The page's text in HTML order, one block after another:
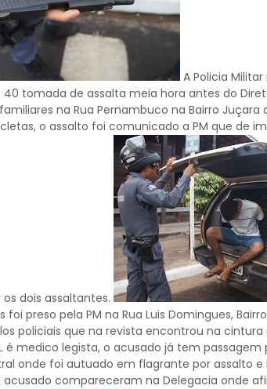
A Policia
tomada de assalta meia hora antes do
na Rua Pernambuco na Bairro
o assalto foi comunicado a PM que de
dois assaltantes.
foi preso pela PM na Rua Luis Domingues,
policiais que na revista encontrou na cintura
é medico legista, o acusado já tem passagem
onde foi autuado em flagrante por assalto e
acusado compareceram na Delegacia onde